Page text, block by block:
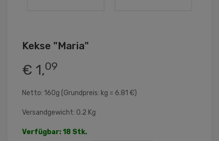
Kekse "Maria"
€ 1,09
Netto: 160g (Grundpreis: kg = 6.81 €)
Versandgewicht: 0.2 Kg
Verfügbar: 18 Stk.